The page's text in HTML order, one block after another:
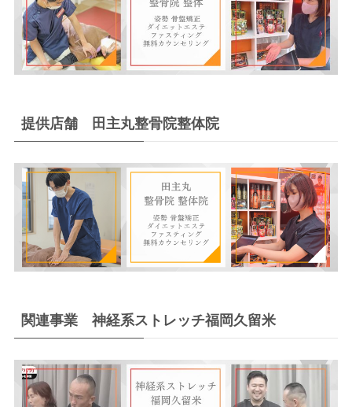
提供店舗 田主丸整骨院整体院
関連事業 神経系ストレッチ福岡久留米